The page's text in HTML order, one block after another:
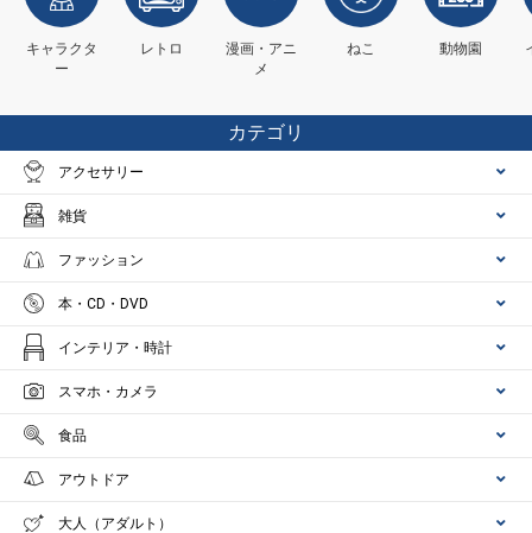
キャラクタ
ー
レトロ
漫画・アニ
メ
ねこ 動物園
カテゴリ
アクセサリー
雑貨
ファッション
本・CD・DVD
インテリア・時計
スマホ・カメラ
食品
アウトドア
大人（アダルト）